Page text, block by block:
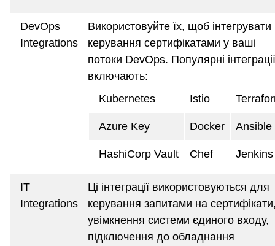
DevOps
Integrations
Використовуйте їх, щоб інтегрувати
керування сертифікатами у ваші
потоки DevOps. Популярні інтеграції
включають:
Kubernetes
Istio
Azure Key Docker Ansible
HashiCorp Vault Chef Jenkins
IT
Integrations
Ці інтеграції використовуються для
керування запитами на
увімкнення системи єдиного входу,
підключення до обладнання